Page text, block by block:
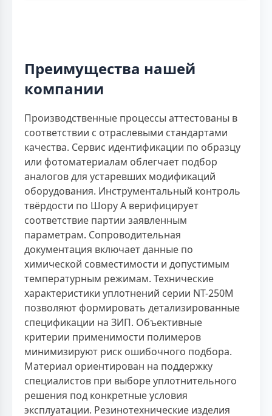
Преимущества нашей
компании
Производственные процессы аттестованы в
соответствии с отраслевыми стандартами
качества. Сервис идентификации по образцу
или фотоматериалам облегчает подбор
аналогов для устаревших модификаций
оборудования. Инструментальный контроль
твёрдости по Шору А верифицирует
соответствие партии заявленным
параметрам. Сопроводительная
документация включает данные по
химической совместимости и допустимым
температурным режимам. Технические
характеристики уплотнений серии NT-250M
позволяют формировать детализированные
спецификации на ЗИП. Объективные
критерии применимости полимеров
минимизируют риск ошибочного подбора.
Материал ориентирован на поддержку
специалистов при выборе уплотнительного
решения под конкретные условия
эксплуатации. Резинотехнические изделия